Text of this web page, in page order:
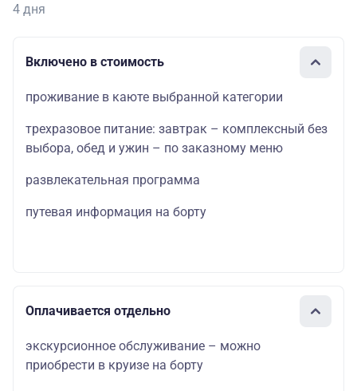
4 дня
Включено в стоимость
проживание в каюте выбранной категории
трехразовое питание: завтрак – комплексный без
выбора, обед и ужин – по заказному меню
развлекательная программа
путевая информация на борту
Оплачивается отдельно
экскурсионное обслуживание – можно
приобрести в круизе на борту